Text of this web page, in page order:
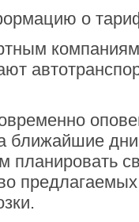
о
компаниям,
ближайшие